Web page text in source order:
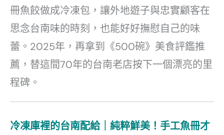
冊魚餃做成冷凍包，讓外地遊子與忠實顧客在
思念台南味的時刻，也能好好撫慰自己的味
蕾。2025年，再拿到《500碗》美食評鑑推
薦，替這間70年的台南老店按下一個漂亮的里
程碑。
冷凍庫裡的台南配給｜純粹鮮美！手工魚冊才